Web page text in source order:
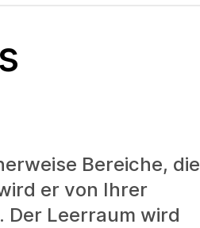
Bereiche, die
er von Ihrer
Der Leerraum wird